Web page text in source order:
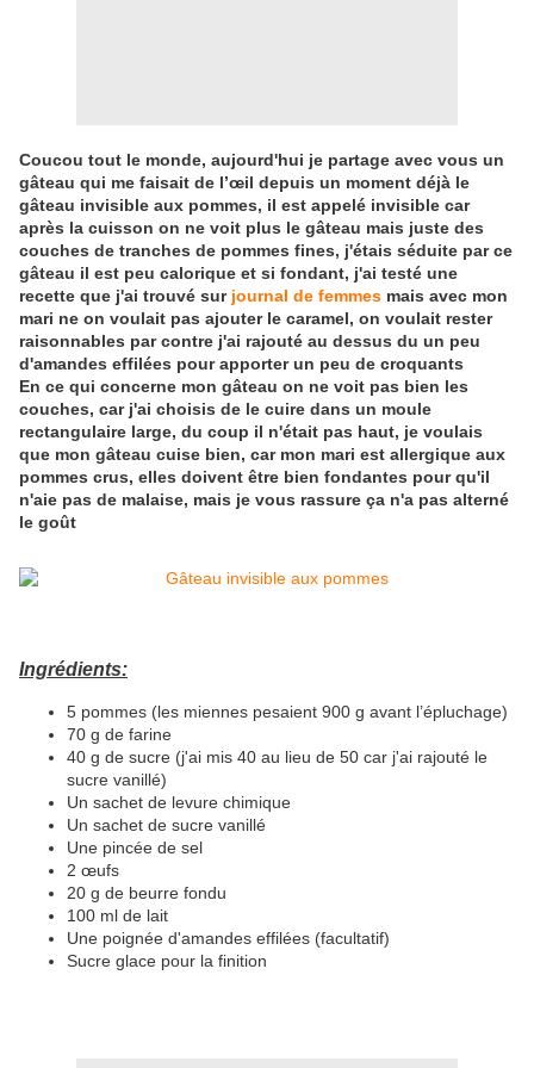
Coucou tout le monde, aujourd'hui je partage avec vous un
gâteau qui me faisait de l’œil depuis un moment déjà le
gâteau invisible aux pommes, il est appelé invisible car
après la cuisson on ne voit plus le gâteau mais juste des
couches de tranches de pommes fines, j'étais séduite par ce
gâteau il est peu calorique et si fondant, j'ai testé une
recette que j'ai trouvé sur journal de femmes mais avec mon
mari ne on voulait pas ajouter le caramel, on voulait rester
raisonnables par contre j'ai rajouté au dessus du un peu
d'amandes effilées pour apporter un peu de croquants
En ce qui concerne mon gâteau on ne voit pas bien les
couches, car j'ai choisis de le cuire dans un moule
rectangulaire large, du coup il n'était pas haut, je voulais
que mon gâteau cuise bien, car mon mari est allergique aux
pommes crus, elles doivent être bien fondantes pour qu'il
n'aie pas de malaise, mais je vous rassure ça n'a pas alterné
le goût
Ingrédients:
5 pommes (les miennes pesaient 900 g avant l’épluchage)
70 g de farine
40 g de sucre (j'ai mis 40 au lieu de 50 car j'ai rajouté le
sucre vanillé)
Un sachet de levure chimique
Un sachet de sucre vanillé
Une pincée de sel
2 œufs
20 g de beurre fondu
100 ml de lait
Une poignée d'amandes effilées (facultatif)
Sucre glace pour la finition